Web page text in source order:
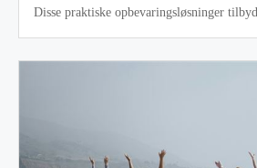
Disse praktiske opbevaringsløsninger